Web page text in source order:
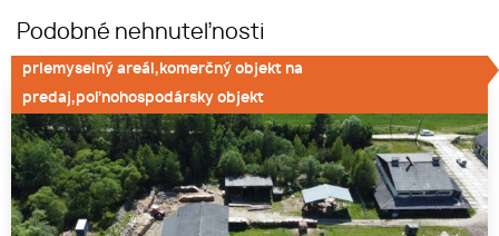
Podobné nehnuteľnosti
priemyselný areál,komerčný objekt na
predaj,poľnohospodársky objekt